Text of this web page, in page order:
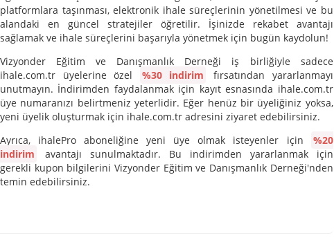
platformlara taşınması, elektronik ihale süreçlerinin yönetilmesi ve bu
alandaki en güncel stratejiler öğretilir. İşinizde rekabet avantajı
sağlamak ve ihale süreçlerini başarıyla yönetmek için bugün kaydolun!
Vizyonder Eğitim ve Danışmanlık Derneği iş birliğiyle sadece
ihale.com.tr üyelerine özel
%30 indirim
fırsatından yararlanmayı
unutmayın. İndirimden faydalanmak için kayıt esnasında ihale.com.tr
üye numaranızı belirtmeniz yeterlidir. Eğer henüz bir üyeliğiniz yoksa,
yeni üyelik oluşturmak için ihale.com.tr adresini ziyaret edebilirsiniz.
Ayrıca, ihalePro aboneliğine yeni üye olmak isteyenler için
%20
indirim
avantajı sunulmaktadır. Bu indirimden yararlanmak için
gerekli kupon bilgilerini Vizyonder Eğitim ve Danışmanlık Derneği'nden
temin edebilirsiniz.